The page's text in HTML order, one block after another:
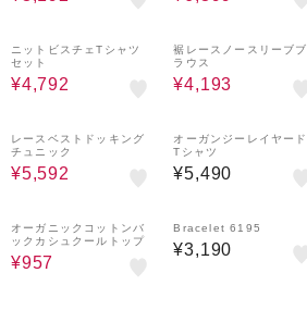
ニットビスチェTシャツ
セット
¥4,792
裾レースノースリーブブ
ラウス
¥4,193
レースベストドッキング
チュニック
¥5,592
オーガンジーレイヤード
Tシャツ
¥5,490
オーガニックコットンバ
ックカシュクールトップ
¥957
Bracelet 6195
¥3,190